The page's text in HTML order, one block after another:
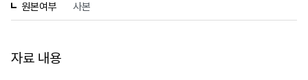
원본여부 사본
자료 내용